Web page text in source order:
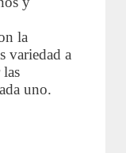
la
variedad a
uno.